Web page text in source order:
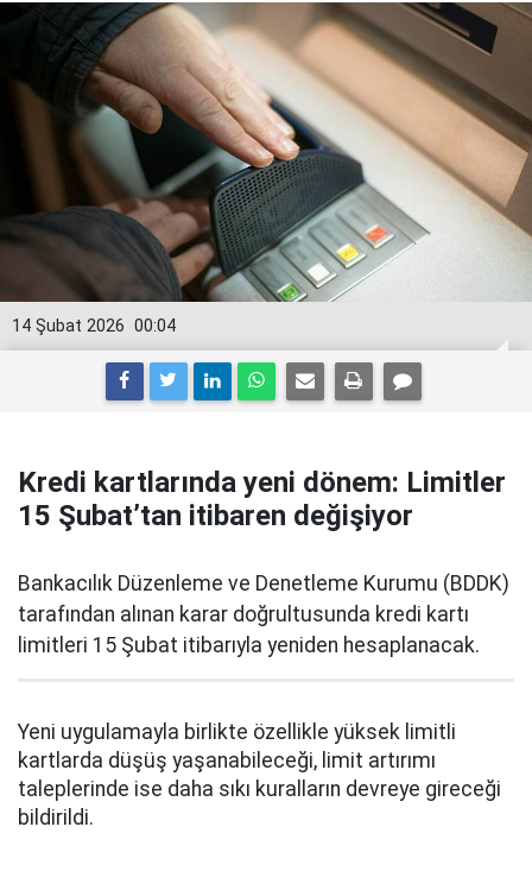
00:04
14 Şubat 2026
Kredi kartlarında yeni dönem: Limitler
15 Şubat’tan itibaren değişiyor
Bankacılık Düzenleme ve Denetleme Kurumu (BDDK)
tarafından alınan karar doğrultusunda kredi kartı
limitleri 15 Şubat itibarıyla yeniden hesaplanacak.
Yeni uygulamayla birlikte özellikle yüksek limitli
kartlarda düşüş yaşanabileceği, limit artırımı
taleplerinde ise daha sıkı kuralların devreye gireceği
bildirildi.